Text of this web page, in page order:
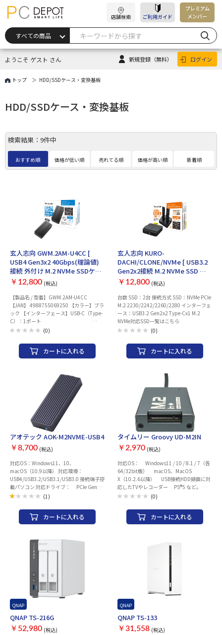
店舗検索 ご利用ガイド
プレミアム
メンバー
ようこそ ゲスト さん 新規登録 （無料） ログイン
トップ HDD/SSDケース・変換基板
HDD/SSDケース・変換基板
検索結果：9件中
おすすめ順 価格が低い順 売れてる順 価格が高い順 新着順
玄人志向 GWM.2AM-U4CC [
USB4 Gen3x2 40Gbps(理論値)
接続 外付け M.2 NVMe SSDケー
ス シリコン保護カバー付属 メー
カー保証1年 ]
￥12,800 (税込)
【製品名 / 型番】GWM.2AM-U4CC
【JAN】 4988755069250 【カラー】ブラ
ック 【インターフェース】USB-C（Type-
C）：1ポート
USB4（Gen 3x2）/3.2（Gen
1）/3.1（Gen 2）/3.1（Gen 1）/3.0/2.0
※15W（5V/3.0A）供給可能なポート推奨
※Thunderbolt 4/3ポートへも接続可能
Gen4/Gen3） （M-Key/B&M-Key）
（Type-2280/2260/2242/2230）：1台
※NVM Express 1.3以降 ※内部接続はPCIe
Gen4x4（最大）です ※M.2 SATA SSD、
M.2 AHCI SSDは使用できません 【データ
転送速度】USB4（Gen3x2）接続時 最大
40Gbps（理論値） 【付属ユーティリテ
ィ】 － 【電源】 － 【対応OS】
Windows 11 / 10、Mac OS 【付属品】シ
リコン保護カバー x1、熱伝導シート
ゴム部品 x1 組立用ドライバー x1、予備カ
バー固定ねじ x1、USBケーブル（Type-C
ーType-C） x1 【保証期間】1年 【本体寸
法】L104 x H21 x W50 mm ※ケース本体
のみ 【本体重量】約 170 g ※ケース本体
ん。 ・付属熱伝導シートは消耗部品にな
ります。再利用できない場合は、市販品を
・製品を叩いたり、投げたり、穴を開けた
りしないでください。 ・この製品を湿気
の多い環境で使用または保管したり、液体
でほこりの多い環境に置かないでくださ
い。 ・本製品を直射日光にさらさないで
ください。 ・本製品を腐食性の環境に置
かないでください。また、薬品などで本製
品を拭かないでください。 ・コネクタ類
やケーブル等へ過度なストレスを加えない
でください。 ・コネクタ類は奥までしっ
かり挿し込んでください。 ・運用前に試
(0)
カートに入れる
玄人志向 KURO-
DACHI/CLONE/NVMe [ USB3.2
Gen2x2接続 M.2 NVMe SSD ス
タンド クローン機能対応 メーカ
ー保証1年 ]
￥12,800 (税込)
台数 SSD：2台 接続方式 SSD：NVMe PCIe
M.2 2230/2242/2260/2280 インターフェ
ース：USB3.2 Gen2x2 Type-Cx1 M.2
NVMe対応SSD一覧はこちら
(0)
カートに入れる
アオテック AOK-M2NVME-USB4
￥8,700 (税込)
対応OS：Windows11、10、
macOS（10.9以降） 対応環境：
USB4/USB3.2/USB3.1/USB3.0 接続端子搭
載パソコン 対応ドライブ： PCIe Gen４
NVMe M.2 SSD （Type-2280） PCIe
端子：USB４ Type-C 最大転送速度：
USB4 Gen3X2：40Gbps （規格値）
USB3.2 Gen2X2：20Gbps （規格値）
USB3.2 Gen1：5Gbps （規格値） 電源：
USBバスパワー サイズ：約 縦105×横
40×高16mm（突起部含まず） 重量：約
ブル、ドライバー、熱伝導シート 保証期
(1)
カートに入れる
タイムリー Groovy UD-M2IN
￥2,970 (税込)
対応OS： Windows11 / 10 / 8.1 / 7（各
64/32bit版） macOS、MacOS
X（10.2.6以降） USB接続HDD録画に対
応したTVやレコーダー PS®5 など。 対応
ドライブ：NVMe (PCIe) 接続 M.2 SSD 対応
器： USB C（メス）端子を搭載した、パ
ソコン、TV、レコーダー、ゲーム機
（PS®5 ）など。 USB 10Gbps（USB3.2
に対応。 USB5Gbps（USB3.2 Gen1、
USB3.0）接続、USB2.0接続に対応。 接続
方式：USB 10Gbps（USB3.2 Gen2）、
USB 5Gbps（USB3.2 Gen1、USB3.0）、
USB2.0 外部接続端子：USB Type-C 電
源： 付属USBケーブル経由（USBバスパ
ワー） : 5V / 0.8A～以上を推奨。
※USB2.0（5V / 0.5A）環境では、高消費
電力のM.2 SSDはご利用いただけない場合
度20～80％（結露なきこと） サイズ
(W/D/H)：39 x 60 x 13 (mm) ケーブル
(0)
カートに入れる
QNAP
QNAP TS-216G
￥52,980 (税込)
QNAP
QNAP TS-133
￥31,558 (税込)